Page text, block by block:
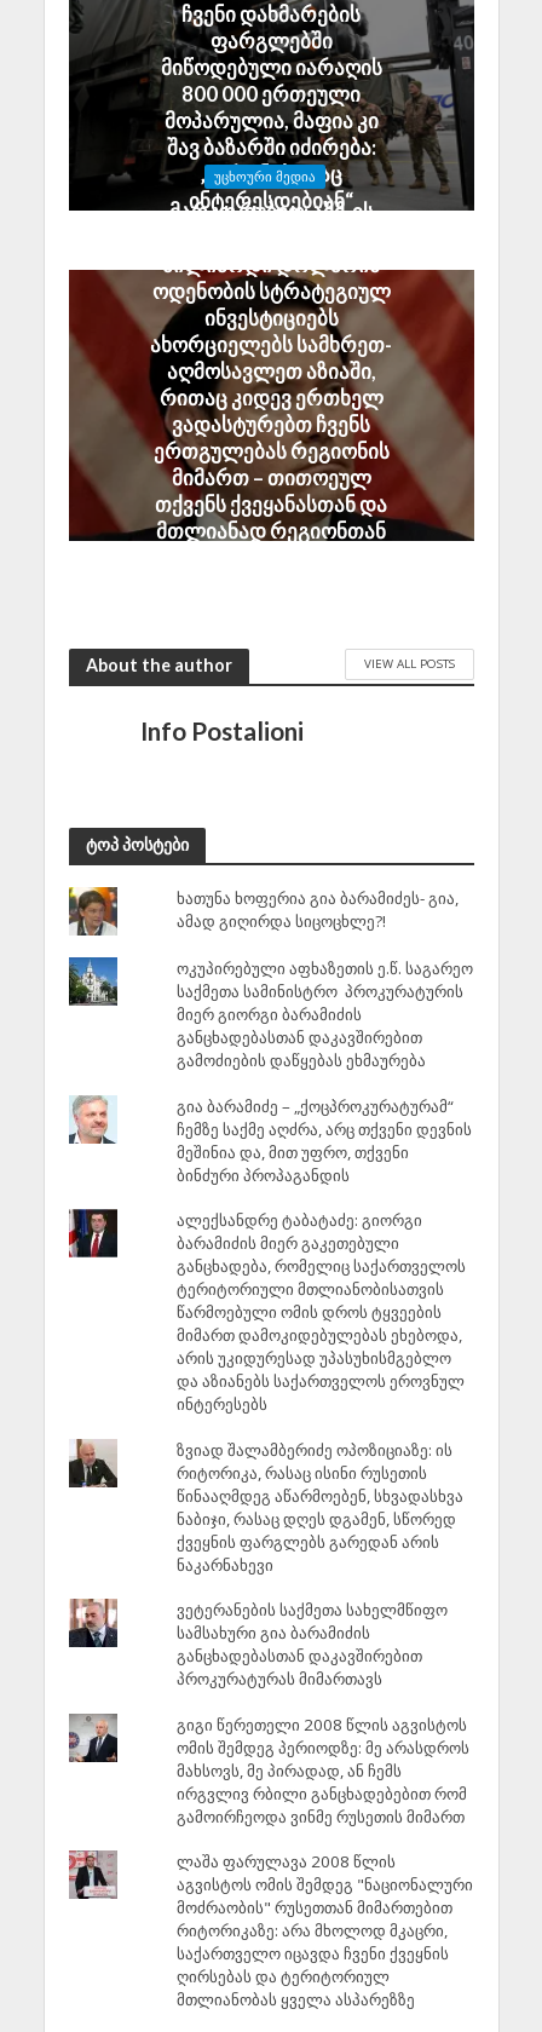
ჩვენი დახმარების
ფარგლებში
მიწოდებული იარაღის
800 000 ერთეული
მოპარულია, მაფია კი
შავ ბაზარში იძირება:
„დრონებითაც
ინტერესდებიან“
ᲣᲪᲮᲝᲣᲠᲘ ᲛᲔᲓᲘᲐ
მარკო რუბიო: აშშ-ის
მილიარდი დოლარის
ოდენობის სტრატეგიულ
ინვესტიციებს
ახორციელებს სამხრეთ-
აღმოსავლეთ აზიაში,
რითაც კიდევ ერთხელ
ვადასტურებთ ჩვენს
ერთგულებას რეგიონის
მიმართ – თითოეულ
თქვენს ქვეყანასთან და
მთლიანად რეგიონთან
About the author VIEW ALL POSTS
Info Postalioni
ტოპ პოსტები
ხათუნა ხოფერია გია ბარამიძეს- გია,
ამად გიღირდა სიცოცხლე?!
ოკუპირებული აფხაზეთის ე.წ. საგარეო
საქმეთა სამინისტრო პროკურატურის
მიერ გიორგი ბარამიძის
განცხადებასთან დაკავშირებით
გამოძიების დაწყებას ეხმაურება
გია ბარამიძე – „ქოცპროკურატურამ“
ჩემზე საქმე აღძრა, არც თქვენი დევნის
მეშინია და, მით უფრო, თქვენი
ბინძური პროპაგანდის
ალექსანდრე ტაბატაძე: გიორგი
ბარამიძის მიერ გაკეთებული
განცხადება, რომელიც საქართველოს
ტერიტორიული მთლიანობისათვის
წარმოებული ომის დროს ტყვეების
მიმართ დამოკიდებულებას ეხებოდა,
არის უკიდურესად უპასუხისმგებლო
და აზიანებს საქართველოს ეროვნულ
ინტერესებს
ზვიად შალამბერიძე ოპოზიციაზე: ის
რიტორიკა, რასაც ისინი რუსეთის
წინააღმდეგ აწარმოებენ, სხვადასხვა
ნაბიჯი, რასაც დღეს დგამენ, სწორედ
ქვეყნის ფარგლებს გარედან არის
ნაკარნახევი
ვეტერანების საქმეთა სახელმწიფო
სამსახური გია ბარამიძის
განცხადებასთან დაკავშირებით
პროკურატურას მიმართავს
გიგი წერეთელი 2008 წლის აგვისტოს
ომის შემდეგ პერიოდზე: მე არასდროს
მახსოვს, მე პირადად, ან ჩემს
ირგვლივ რბილი განცხადებებით რომ
გამოირჩეოდა ვინმე რუსეთის მიმართ
ლაშა ფარულავა 2008 წლის
აგვისტოს ომის შემდეგ "ნაციონალური
მოძრაობის" რუსეთთან მიმართებით
რიტორიკაზე: არა მხოლოდ მკაცრი,
საქართველო იცავდა ჩვენი ქვეყნის
ღირსებას და ტერიტორიულ
მთლიანობას ყველა ასპარეზზე